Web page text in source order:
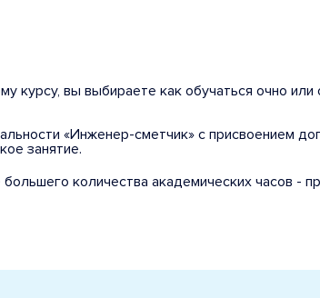
курсу, вы выбираете как обучаться очно
«Инженер-сметчик» с присвоением
занятие.
количества академических часов -